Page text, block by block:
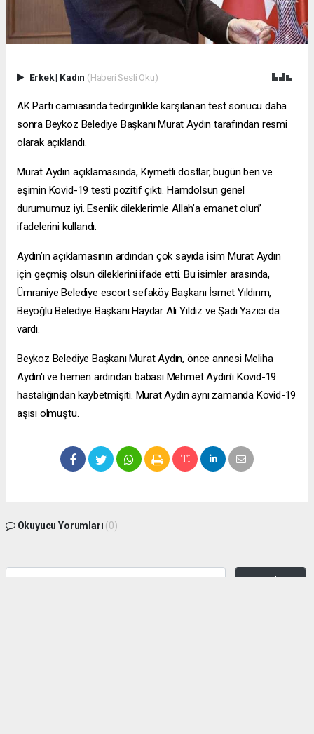
Erkek| Kadın (Haberi Sesli Oku)
AK Parti camiasında tedirginlikle karşılanan test sonucu daha
sonra Beykoz Belediye Başkanı Murat Aydın tarafından resmi
olarak açıklandı.
Murat Aydın açıklamasında, Kıymetli dostlar, bugün ben ve
eşimin Kovid-19 testi pozitif çıktı. Hamdolsun genel
durumumuz iyi. Esenlik dileklerimle Allah’a emanet olun”
ifadelerini kullandı.
Aydın’ın açıklamasının ardından çok sayıda isim Murat Aydın
için geçmiş olsun dileklerini ifade etti. Bu isimler arasında,
Ümraniye Belediye escort sefaköyBaşkanı İsmet Yıldırım,
Beyoğlu Belediye Başkanı Haydar Ali Yıldız ve Şadi Yazıcı da
vardı.
Beykoz Belediye Başkanı Murat Aydın, önce annesi Meliha
Aydın'ı ve hemen ardından babası Mehmet Aydın'ı Kovid-19
hastalığından kaybetmişiti. Murat Aydın aynı zamanda Kovid-19
aşısı olmuştu.
Okuyucu Yorumları (0)
Gönder